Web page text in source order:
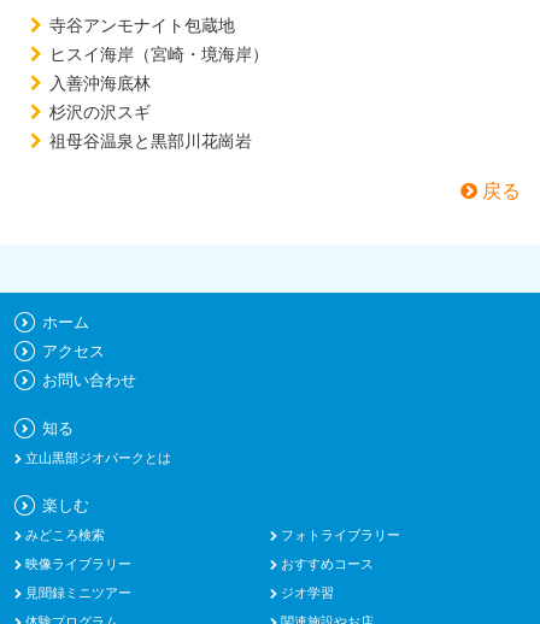
寺谷アンモナイト包蔵地
ヒスイ海岸（宮崎・境海岸）
入善沖海底林
杉沢の沢スギ
祖母谷温泉と黒部川花崗岩
戻る
ホーム
アクセス
お問い合わせ
知る
立山黒部ジオパークとは
楽しむ
みどころ検索
フォトライブラリー
映像ライブラリー
おすすめコース
見聞録ミニツアー
ジオ学習